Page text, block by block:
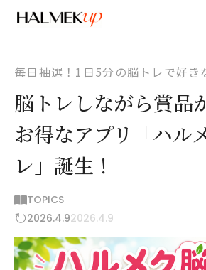
毎日抽選！1日5分の脳トレで好き
脳トレしながら賞品
お得なアプリ「ハル
レ」誕生！
TOPICS
2026.4.92026.4.9